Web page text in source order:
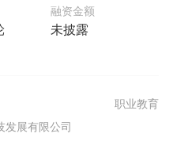
融资金额
未披露
发展有限公司
职业教育